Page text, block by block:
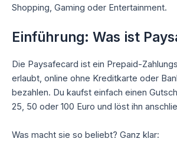
Shopping, Gaming oder Entertainment.
Einführung: Was ist
Die Paysafecard ist ein Prepaid-
erlaubt, online ohne Kreditkarte oder
bezahlen. Du kaufst einfach einen
25, 50 oder 100 Euro und löst ihn
Was macht sie so beliebt? Ganz klar: